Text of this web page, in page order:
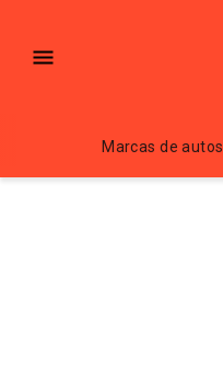
Marcas de autos